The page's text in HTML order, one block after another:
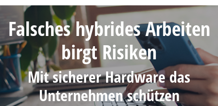
Falsches hybrides Arbeiten
birgt Risiken
Mit sicherer Hardware das
Unternehmen schützen